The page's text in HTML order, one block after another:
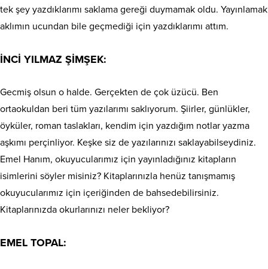
tek şey yazdıklarımı saklama gereği duymamak oldu. Yayınlamak
aklımın ucundan bile geçmediği için yazdıklarımı attım.
İNCİ YILMAZ ŞİMŞEK:
Gecmiş olsun o halde. Gerçekten de çok üzücü. Ben
ortaokuldan beri tüm yazılarımı saklıyorum. Şiirler, günlükler,
öyküler, roman taslakları, kendim için yazdığım notlar yazma
aşkımı perçinliyor. Keşke siz de yazılarınızı saklayabilseydiniz.
Emel Hanım, okuyucularımız için yayınladığınız kitapların
isimlerini söyler misiniz? Kitaplarınızla henüz tanışmamış
okuyucularımız için içeriğinden de bahsedebilirsiniz.
Kitaplarınızda okurlarınızı neler bekliyor?
EMEL TOPAL: